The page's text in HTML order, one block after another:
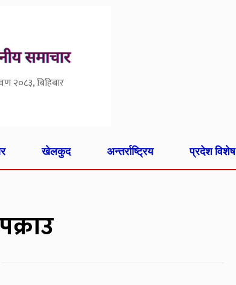
२०८३, बिहिबार
खेलकुद अन्तर्राष्ट्रिय प्रदेश विशेष